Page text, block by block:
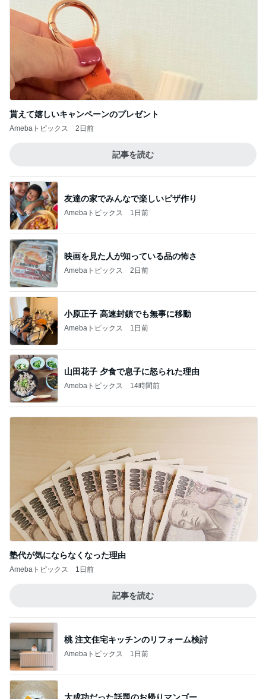
貰えて嬉しいキャンペーンのプレゼント
Amebaトピックス 2日前
記事を読む
友達の家でみんなで楽しいピザ作り
Amebaトピックス 1日前
映画を見た人が知っている品の怖さ
Amebaトピックス 2日前
小原正子 高速封鎖でも無事に移動
Amebaトピックス 1日前
山田花子 夕食で息子に怒られた理由
Amebaトピックス 14時間前
塾代が気にならなくなった理由
Amebaトピックス 1日前
記事を読む
桃 注文住宅キッチンのリフォーム検討
Amebaトピックス 1日前
大成功だった話題のお帰りマンゴー